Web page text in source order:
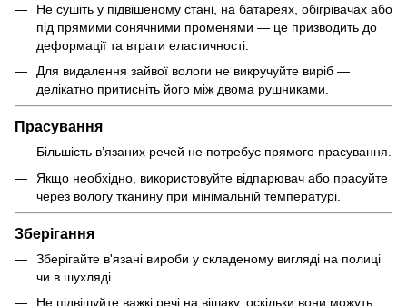
Не сушіть у підвішеному стані, на батареях, обігрівачах або
під прямими сонячними променями — це призводить до
деформації та втрати еластичності.
Для видалення зайвої вологи не викручуйте виріб —
делікатно притисніть його між двома рушниками.
Прасування
Більшість в’язаних речей не потребує прямого прасування.
Якщо необхідно, використовуйте відпарювач або прасуйте
через вологу тканину при мінімальній температурі.
Зберігання
Зберігайте в'язані вироби у складеному вигляді на полиці
чи в шухляді.
Не підвішуйте важкі речі на вішаку, оскільки вони можуть